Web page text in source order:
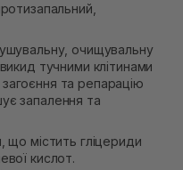
очищувальну
тучними клітинами
та репарацію
запалення та
що містить гліцериди
кислот.